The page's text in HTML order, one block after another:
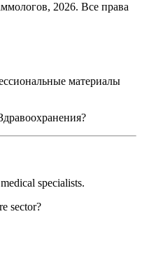
2026. Все права
материалы
specialists.
sector?